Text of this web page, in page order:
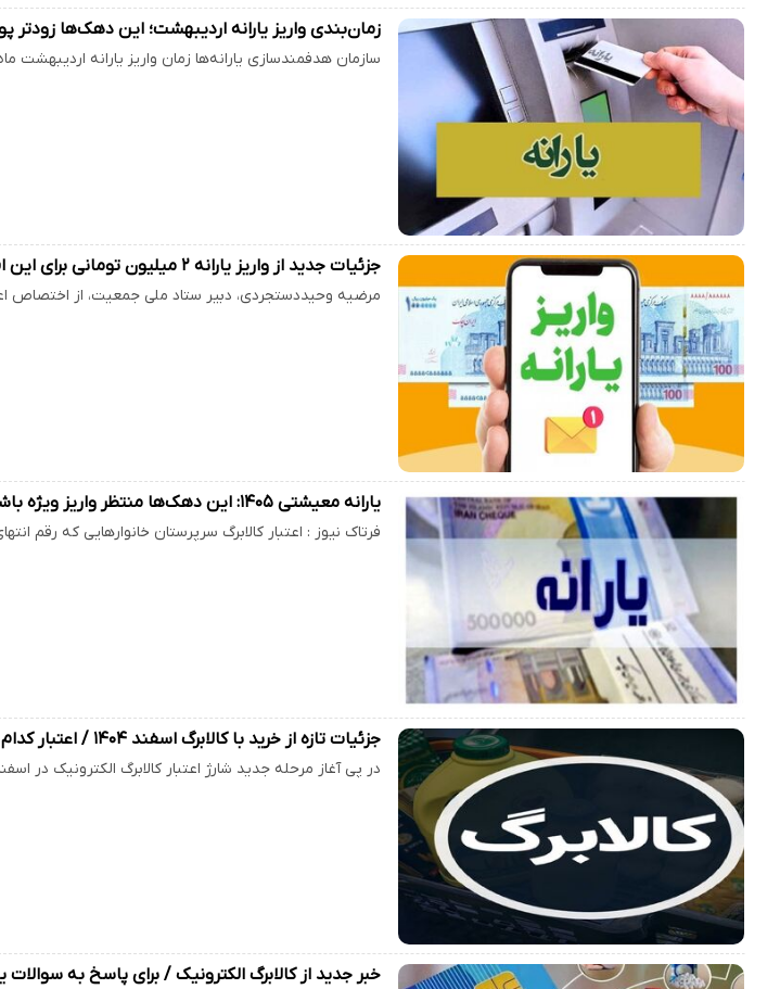
زمان‌بندی واریز یارانه اردیبهشت؛ این دهک‌ها زودتر
سازمان هدفمندسازی یارانه‌ها زمان واریز یارانه اردیبهشت ماه
جزئیات جدید از واریز یارانه ۲ میلیون تومانی برای این افراد
مرضیه وحیددستجردی، دبیر ستاد ملی جمعیت، از اختصاص اعتبار ماهانه ۲ میلیون تومانی به
یارانه معیشتی ۱۴۰۵: این دهک‌ها منتظر واریز ویژه باشند
فرتاک نیوز : اعتبار کالابرگ سرپرستان خانوار‌هایی که رقم انتهای کد ملی آنها ۷، ۸ و ۹ است از
جزئیات تازه از خرید با کالابرگ اسفند ۱۴۰۴ / اعتبار کدام خانوارها شارژ شد؟
در پی آغاز مرحله جدید شارژ اعتبار کالابرگ الکترونیک در اسفند ماه ۱۴۰۴، معاون رفاه و امور اقتصادی وزارت
خبر جدید از کالابرگ الکترونیک / برای پاسخ به سوالات